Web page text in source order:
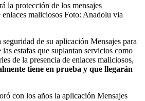
la protección de los mensajes
maliciosos Foto: Anadolu via
de su aplicación Mensajes para
estafas que suplantan servicios como
de la presencia de enlaces maliciosos,
tiene en prueba y que llegarán
con los años la aplicación Mensajes